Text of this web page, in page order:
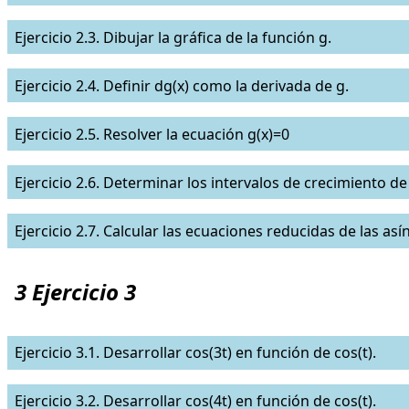
Ejercicio 2.3. Dibujar la gráfica de la función g.
Ejercicio 2.4. Definir dg(x) como la derivada de g.
Ejercicio 2.5. Resolver la ecuación g(x)=0
Ejercicio 2.6. Determinar los intervalos de crecimiento
Ejercicio 2.7. Calcular las ecuaciones reducidas de las
3 Ejercicio 3
Ejercicio 3.1. Desarrollar cos(3t) en función de cos(t).
Ejercicio 3.2. Desarrollar cos(4t) en función de cos(t).